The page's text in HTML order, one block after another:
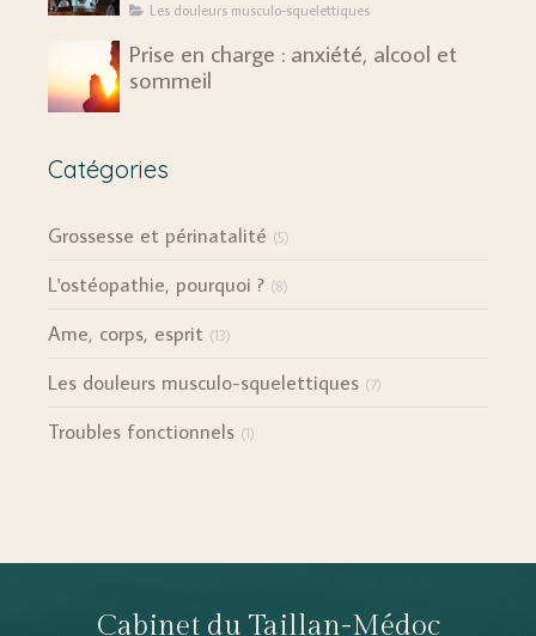
Les douleurs musculo-squelettiques
Prise en charge : anxiété, alcool et
sommeil
Catégories
Grossesse et périnatalité (5)
L'ostéopathie, pourquoi ? (8)
Ame, corps, esprit (13)
Les douleurs musculo-squelettiques (7)
Troubles fonctionnels (1)
Cabinet du Taillan-Médoc